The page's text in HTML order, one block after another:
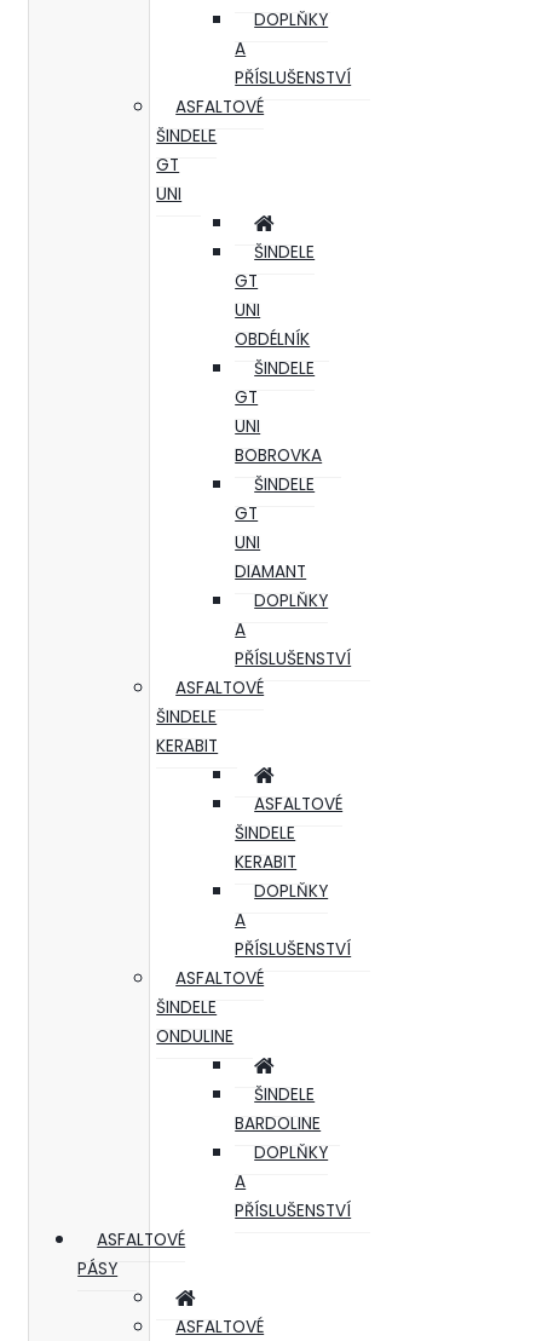
DOPLŇKY
A
PŘÍSLUŠENSTVÍ
ASFALTOVÉ
ŠINDELE
GT
UNI
ŠINDELE
GT
UNI
OBDÉLNÍK
ŠINDELE
GT
UNI
BOBROVKA
ŠINDELE
GT
UNI
DIAMANT
DOPLŇKY
A
PŘÍSLUŠENSTVÍ
ASFALTOVÉ
ŠINDELE
KERABIT
ASFALTOVÉ
ŠINDELE
KERABIT
DOPLŇKY
A
PŘÍSLUŠENSTVÍ
ASFALTOVÉ
ŠINDELE
ONDULINE
ŠINDELE
BARDOLINE
DOPLŇKY
A
PŘÍSLUŠENSTVÍ
ASFALTOVÉ
PÁSY
ASFALTOVÉ